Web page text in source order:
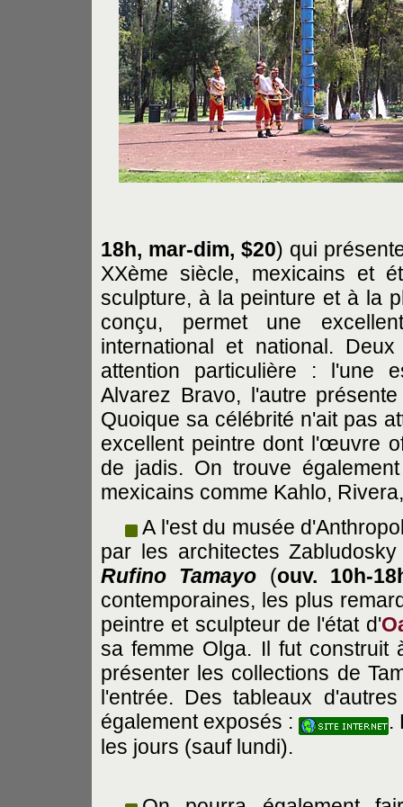
18h, mar-dim, $20) qui
XXème siècle, mexicains et
sculpture, à la peinture et à la
conçu, permet une
international et national.
attention particulière : l'une
Alvarez Bravo, l'autre
Quoique sa célébrité n'ait pas
excellent peintre dont l'œuvre
de jadis. On trouve
mexicains comme Kahlo,
A l'est du musée
par les architectes
Rufino Tamayo (ouv. 10h-
contemporaines, les plus
peintre et sculpteur de l'état d'
sa femme Olga. Il fut
présenter les collections de
l'entrée. Des tableaux
également exposés :
.
les jours (sauf lundi).